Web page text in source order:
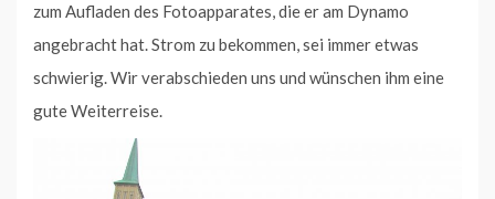
zum Aufladen des Fotoapparates, die er am Dynamo
angebracht hat. Strom zu bekommen, sei immer etwas
schwierig. Wir verabschieden uns und wünschen ihm eine
gute Weiterreise.